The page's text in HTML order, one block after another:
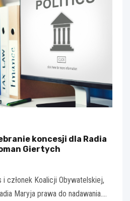
koncesji dla Radia
Giertych
i członek Koalicji Obywatelskiej,
Maryja prawa do nadawania.…